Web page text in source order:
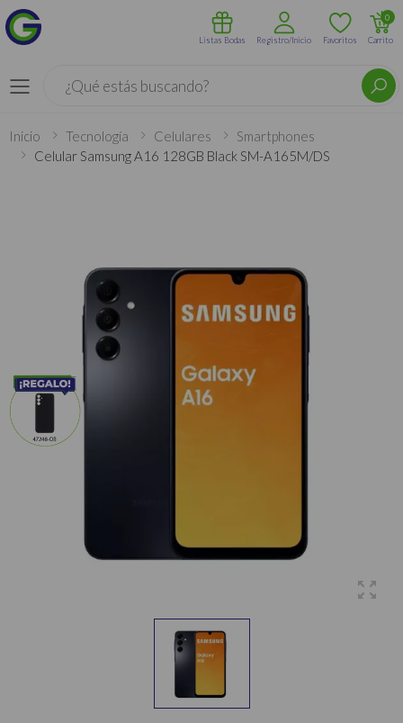
Menú
Listas Bodas Registro/Inicio Favoritos Carrito
0
Inicio Tecnología Celulares
Smartphones
Celular Samsung A16 128GB Black SM-A165M/DS